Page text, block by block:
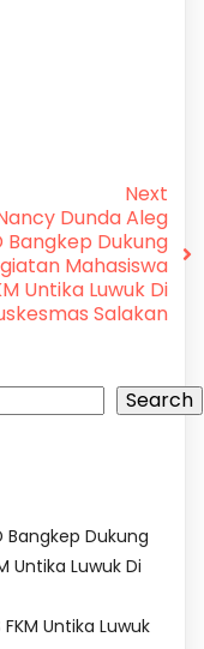
Next
Dunda Aleg
Bangkep Dukung
Mahasiswa
Untika Luwuk Di
Salakan
Search
Bangkep Dukung
Untika Luwuk Di
Untika Luwuk